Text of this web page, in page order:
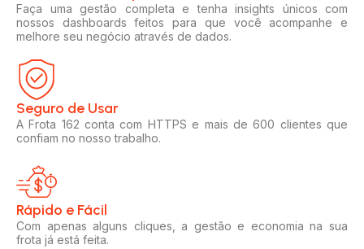
Faça uma gestão completa e tenha insights únicos com
nossos dashboards feitos para que você acompanhe e
melhore seu negócio através de dados.
Seguro de Usar​
A Frota 162 conta com HTTPS e mais de 600 clientes que
confiam no nosso trabalho.
Rápido e Fácil​
Com apenas alguns cliques, a gestão e economia na sua
frota já está feita.